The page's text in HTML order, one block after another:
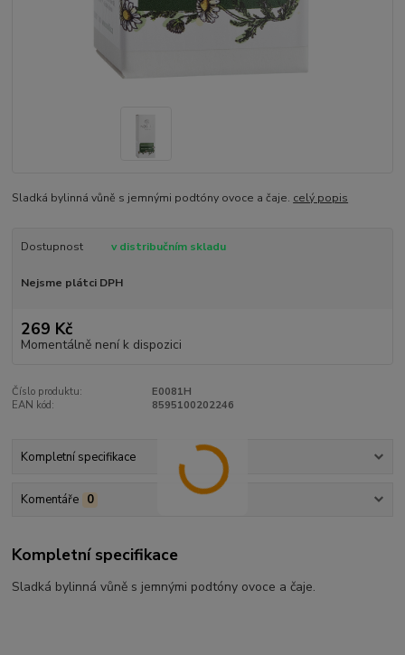
Sladká bylinná vůně s jemnými podtóny ovoce a čaje. celý popis
Dostupnost v distribučním skladu
Nejsme plátci DPH
269 Kč
Momentálně není k dispozici
Číslo produktu:
E0081H
EAN kód:
8595100202246
Kompletní specifikace
Komentáře 0
Kompletní specifikace
Sladká bylinná vůně s jemnými podtóny ovoce a čaje.